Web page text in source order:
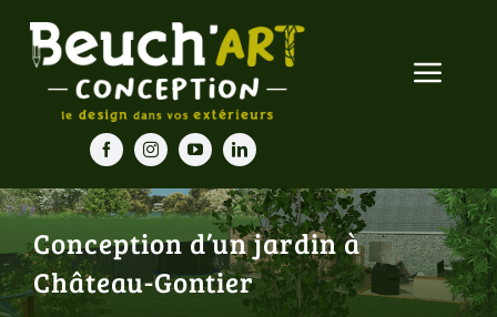
Passer
contenu
Toggle
Accueil
Nos prestations
Nos réalisations
Conception d’un jardin à
Château-Gontier